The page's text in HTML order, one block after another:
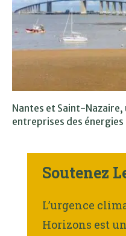
Nantes et Saint-
entreprises des
Soutenez
L’urgence
Horizons est